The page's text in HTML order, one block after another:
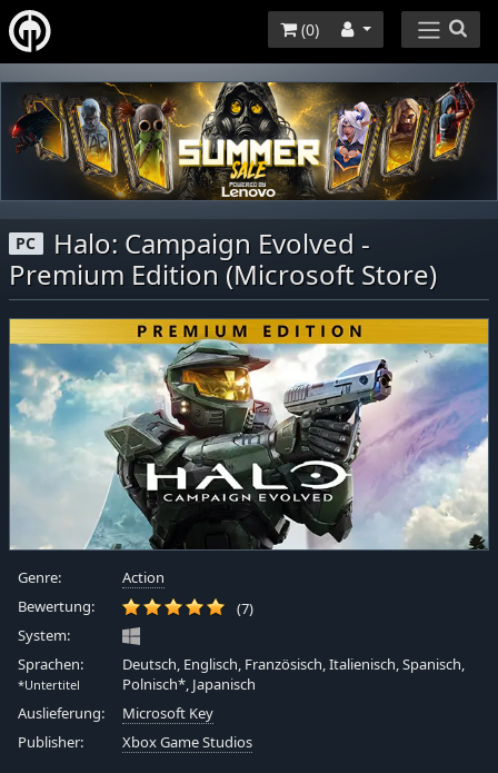
(0)
PC
Halo: Campaign Evolved -
Premium Edition (Microsoft Store)
Genre:
Action
Bewertung:
(7)
System:
Sprachen:
*Untertitel
Deutsch, Englisch, Französisch, Italienisch, Spanisch,
Polnisch*, Japanisch
Auslieferung:
Microsoft Key
Publisher:
Xbox Game Studios